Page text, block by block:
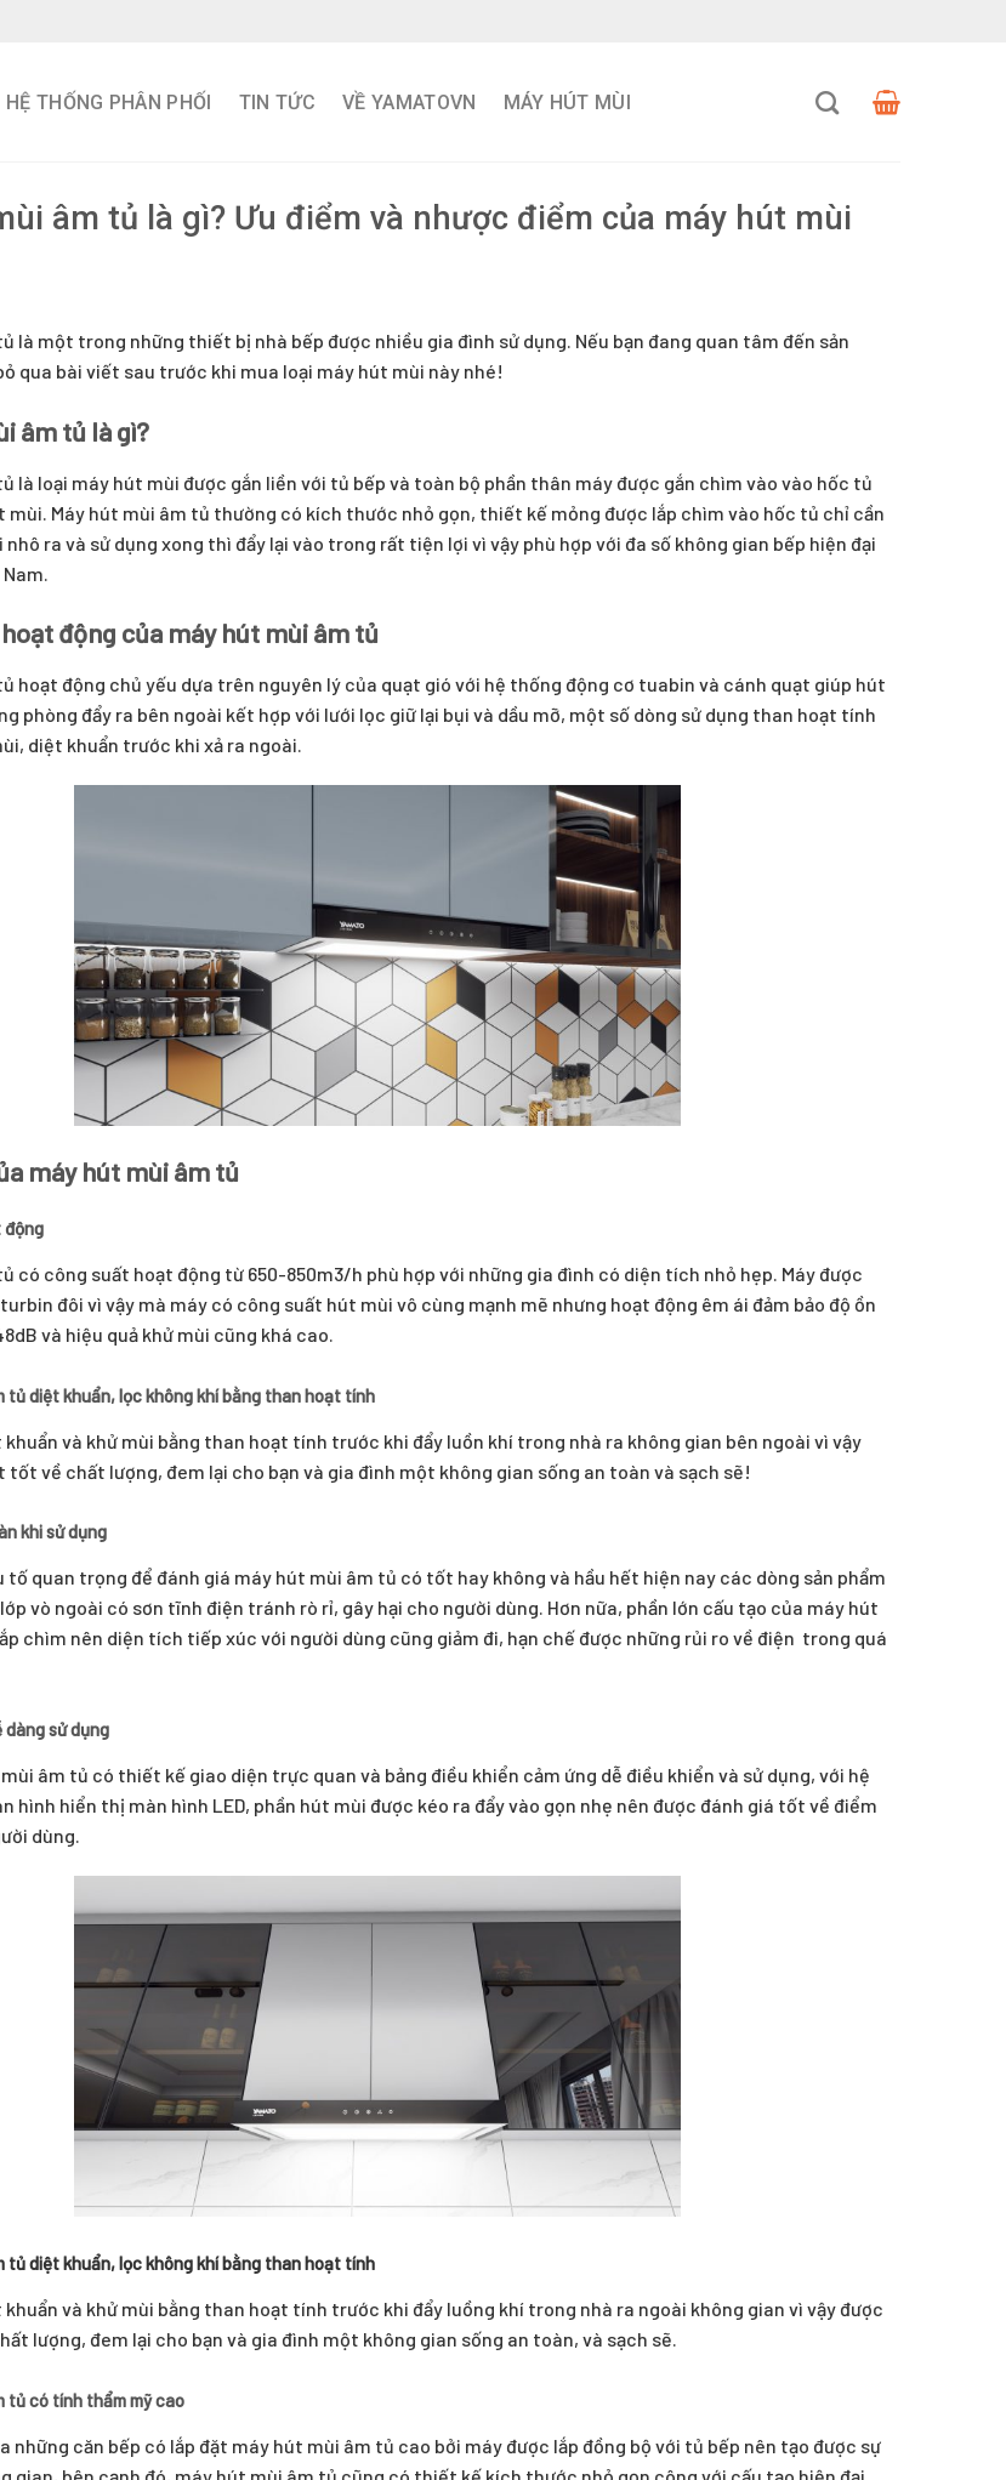
HỆ THỐNG PHÂN PHỐI TIN TỨC VỀ YAMATOVN MÁY HÚT MÙI
âm tủ là gì? Ưu điểm và nhược điểm của máy hút mùi
là một trong những thiết bị nhà bếp được nhiều gia đình sử dụng. Nếu bạn đang quan tâm đến sản
qua bài viết sau trước khi mua loại máy hút mùi này nhé!
âm tủ là gì?
là loại máy hút mùi được gắn liền với tủ bếp và toàn bộ phần thân máy được gắn chìm vào vào hốc tủ
mùi. Máy hút mùi âm tủ thường có kích thước nhỏ gọn, thiết kế mỏng được lắp chìm vào hốc tủ chỉ cần
ra và sử dụng xong thì đẩy lại vào trong rất tiện lợi vì vậy phù hợp với đa số không gian bếp hiện đại
động của máy hút mùi âm tủ
hoạt động chủ yếu dựa trên nguyên lý của quạt gió với hệ thống động cơ tuabin và cánh quạt giúp hút
phòng đẩy ra bên ngoài kết hợp với lưới lọc giữ lại bụi và dầu mỡ, một số dòng sử dụng than hoạt tính
diệt khuẩn trước khi xả ra ngoài.
máy hút mùi âm tủ
động
có công suất hoạt động từ 650-850m3/h phù hợp với những gia đình có diện tích nhỏ hẹp. Máy được
đôi vì vậy mà máy có công suất hút mùi vô cùng mạnh mẽ nhưng hoạt động êm ái đảm bảo độ ồn
và hiệu quả khử mùi cũng khá cao.
tủ diệt khuẩn, lọc không khí bằng than hoạt tính
khuẩn và khử mùi bằng than hoạt tính trước khi đẩy luồn khí trong nhà ra không gian bên ngoài vì vậy
tốt về chất lượng, đem lại cho bạn và gia đình một không gian sống an toàn và sạch sẽ!
khi sử dụng
tố quan trọng để đánh giá máy hút mùi âm tủ có tốt hay không và hầu hết hiện nay các dòng sản phẩm
vò ngoài có sơn tĩnh điện tránh rò rỉ, gây hại cho người dùng. Hơn nữa, phần lớn cấu tạo của máy hút
chìm nên diện tích tiếp xúc với người dùng cũng giảm đi, hạn chế được những rủi ro về điện trong quá
dàng sử dụng
âm tủ có thiết kế giao diện trực quan và bảng điều khiển cảm ứng dễ điều khiển và sử dụng, với hệ
hình hiển thị màn hình LED, phần hút mùi được kéo ra đẩy vào gọn nhẹ nên được đánh giá tốt về điểm
dùng.
tủ diệt khuẩn, lọc không khí bằng than hoạt tính
khuẩn và khử mùi bằng than hoạt tính trước khi đẩy luồng khí trong nhà ra ngoài không gian vì vậy được
lượng, đem lại cho bạn và gia đình một không gian sống an toàn, và sạch sẽ.
tủ có tính thẩm mỹ cao
những căn bếp có lắp đặt máy hút mùi âm tủ cao bởi máy được lắp đồng bộ với tủ bếp nên tạo được sự